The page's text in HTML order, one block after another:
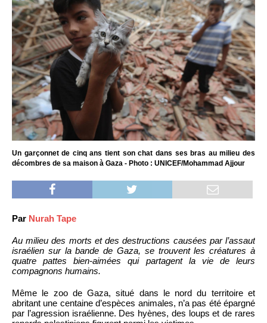
Un garçonnet de cinq ans tient son chat dans ses bras au milieu des
décombres de sa maison à Gaza - Photo : UNICEF/Mohammad Ajjour
Par Nurah Tape
Au milieu des morts et des destructions causées par l’assaut
israélien sur la bande de Gaza, se trouvent les créatures à
quatre pattes bien-aimées qui partagent la vie de leurs
compagnons humains.
Même le zoo de Gaza, situé dans le nord du territoire et
abritant une centaine d’espèces animales, n’a pas été épargné
par l’agression israélienne. Des hyènes, des loups et de rares